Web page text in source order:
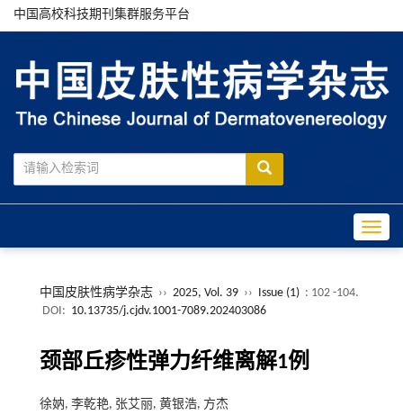
中国高校科技期刊集群服务平台
中国皮肤性病学杂志 ›› 2025, Vol. 39 ›› Issue (1) : 102 -104.
DOI: 10.13735/j.cjdv.1001-7089.202403086
颈部丘疹性弹力纤维离解1例
徐妠, 李乾艳, 张艾丽, 黄银浩, 方杰